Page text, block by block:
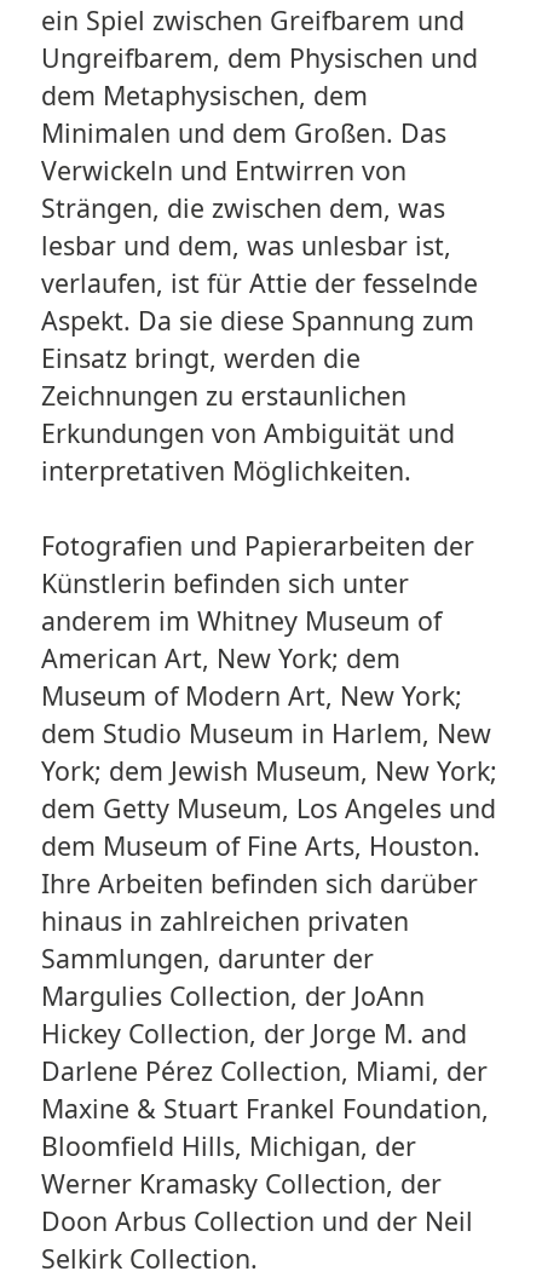
ein Spiel zwischen Greifbarem und
Ungreifbarem, dem Physischen und
dem Metaphysischen, dem
Minimalen und dem Großen. Das
Verwickeln und Entwirren von
Strängen, die zwischen dem, was
lesbar und dem, was unlesbar ist,
verlaufen, ist für Attie der fesselnde
Aspekt. Da sie diese Spannung zum
Einsatz bringt, werden die
Zeichnungen zu erstaunlichen
Erkundungen von Ambiguität und
interpretativen Möglichkeiten.
Fotografien und Papierarbeiten der
Künstlerin befinden sich unter
anderem im Whitney Museum of
American Art, New York; dem
Museum of Modern Art, New York;
dem Studio Museum in Harlem, New
York; dem Jewish Museum, New York;
dem Getty Museum, Los Angeles und
dem Museum of Fine Arts, Houston.
Ihre Arbeiten befinden sich darüber
hinaus in zahlreichen privaten
Sammlungen, darunter der
Margulies Collection, der JoAnn
Hickey Collection, der Jorge M. and
Darlene Pérez Collection, Miami, der
Maxine & Stuart Frankel Foundation,
Bloomfield Hills, Michigan, der
Werner Kramasky Collection, der
Doon Arbus Collection und der Neil
Selkirk Collection.